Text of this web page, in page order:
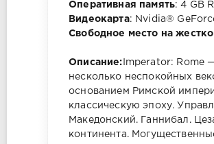
Оперативная память: 4 GB
Видеокарта: Nvidia®
Свободное место на
Описание: Imperator: Rome
несколько неспокойных
основанием Римской
классическую эпоху.
Македонский. Ганнибал.
континента.